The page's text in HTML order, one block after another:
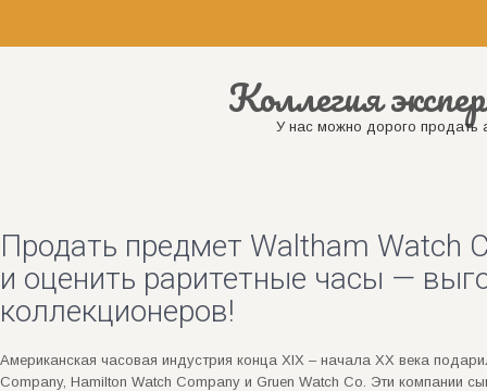
Коллегия
У нас можно дорого продать
Продать предмет Waltham Watch
и оценить раритетные часы —
коллекционеров!
Американская часовая индустрия конца XIX – начала XX века
Company, Hamilton Watch Company и Gruen Watch Co. Эти компании